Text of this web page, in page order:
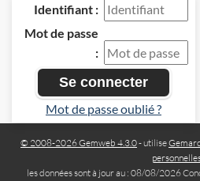
Identifiant :
Mot de passe
:
Mot de passe oublié ?
© 2008-2026 Gemweb 4.3.0- utilise
les données sont à jour au : 08/08/2026